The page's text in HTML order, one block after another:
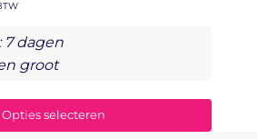
7 dagen
groot
Opties selecteren